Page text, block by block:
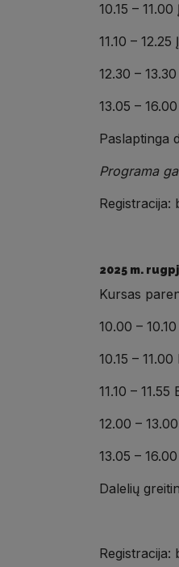
10.15 –
11.10 –
12.30 –
13.05 –
Paslaptinga
Programa
Registracija:
2025 m.
Kursas
10.00 –
10.15 –
11.10 –
12.00 –
13.05 –
Dalelių
Registracija: